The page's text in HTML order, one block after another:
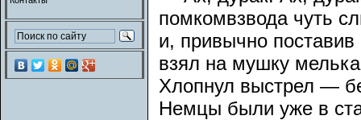
помкомвзвода чуть
и, привычно поставив
взял на мушку
Хлопнул выстрел —
Немцы были уже в